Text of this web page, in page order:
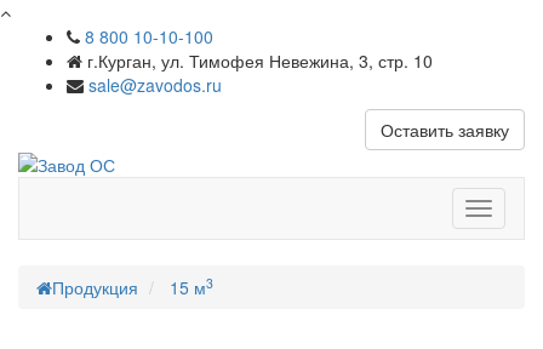
8 800 10-10-100
г.Курган, ул. Тимофея Невежина, 3, стр. 10
sale@zavodos.ru
Оставить заявку
меню
Продукция 15 м3